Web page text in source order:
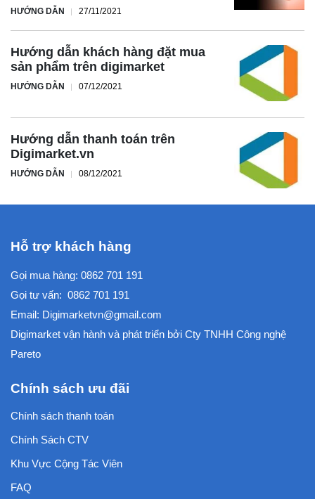
HƯỚNG DẪN 27/11/2021
Hướng dẫn khách hàng đặt mua
sản phẩm trên digimarket
HƯỚNG DẪN 07/12/2021
Hướng dẫn thanh toán trên
Digimarket.vn
HƯỚNG DẪN 08/12/2021
Hỗ trợ khách hàng
Gọi mua hàng: 0862 701 191
Gọi tư vấn: 0862 701 191
Email: Digimarketvn@gmail.com
Digimarket vận hành và phát triển bởi Cty TNHH Công nghệ
Pareto
Chính sách ưu đãi
Chính sách thanh toán
Chính Sách CTV
Khu Vực Cộng Tác Viên
FAQ